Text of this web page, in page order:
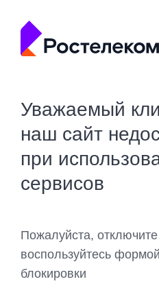
Уважаемый
наш сайт
при
сервисов
Пожалуйста,
воспользуйтесь
блокировки